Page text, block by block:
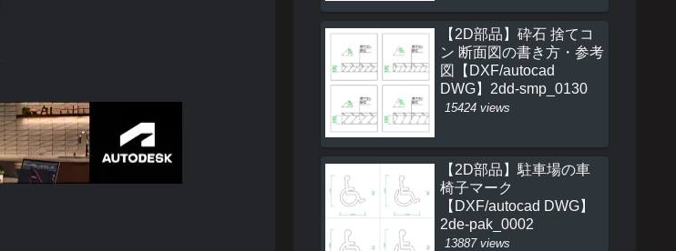
【2D部品】砕石 捨てコ
ン 断面図の書き方・参考
図【DXF/autocad
DWG】2dd-smp_0130
15424 views
【2D部品】駐車場の車
椅子マーク
【DXF/autocad DWG】
2de-pak_0002
13887 views